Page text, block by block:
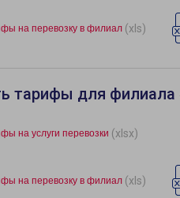
на перевозку в филиал (xls)
тарифы для филиала
на услуги перевозки (xlsx)
на перевозку в филиал (xls)